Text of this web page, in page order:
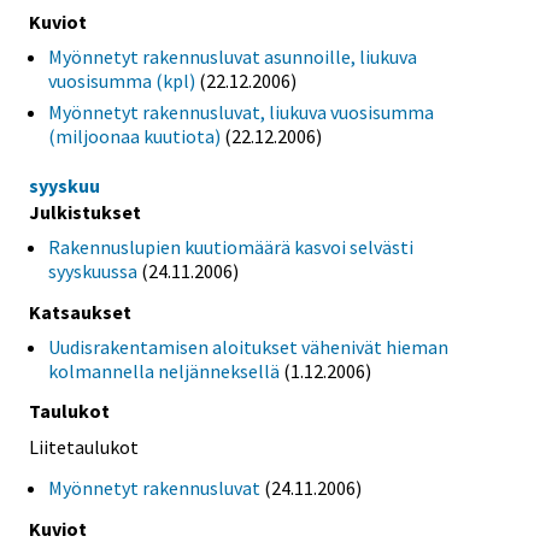
Kuviot
Myönnetyt rakennusluvat asunnoille, liukuva
vuosisumma (kpl) (22.12.2006)
Myönnetyt rakennusluvat, liukuva vuosisumma
(miljoonaa kuutiota) (22.12.2006)
syyskuu
Julkistukset
Rakennuslupien kuutiomäärä kasvoi selvästi
syyskuussa (24.11.2006)
Katsaukset
Uudisrakentamisen aloitukset vähenivät hieman
kolmannella neljänneksellä (1.12.2006)
Taulukot
Liitetaulukot
Myönnetyt rakennusluvat (24.11.2006)
Kuviot